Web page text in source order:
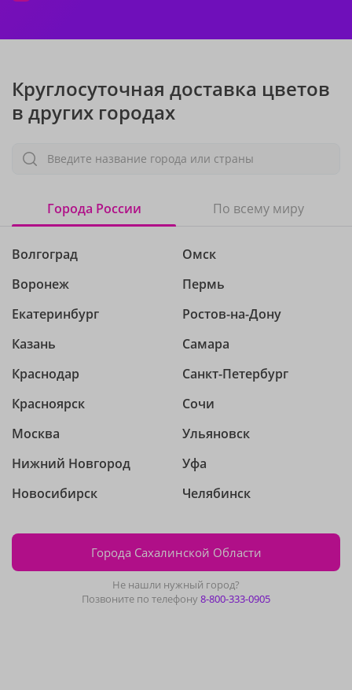
Круглосуточная доставка цветов
в других городах
Введите название города или страны
Города России По всему миру
Волгоград
Воронеж
Екатеринбург
Казань
Краснодар
Красноярск
Москва
Нижний Новгород
Новосибирск
Омск
Пермь
Ростов-на-Дону
Самара
Санкт-Петербург
Сочи
Ульяновск
Уфа
Челябинск
Города Сахалинской Области
Не нашли нужный город?
Позвоните по телефону8-800-333-0905